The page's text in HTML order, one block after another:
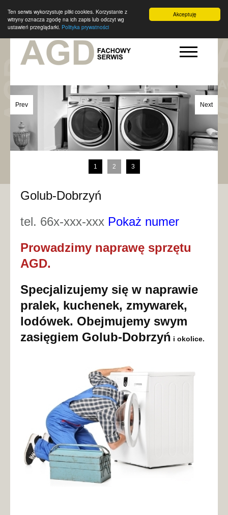
Akceptuję
Ten serwis wykorzystuje pliki cookies. Korzystanie z
witryny oznacza zgodę na ich zapis lub odczyt wg
ustawień przeglądarki. Polityka prywatności
Prev Next
1 2 3
Golub-Dobrzyń
tel. 66x-xxx-xxx Pokaż numer
Prowadzimy naprawę sprzętu
AGD.
Specjalizujemy się w naprawie
pralek, kuchenek, zmywarek,
lodówek. Obejmujemy swym
zasięgiem Golub-Dobrzyń i okolice.